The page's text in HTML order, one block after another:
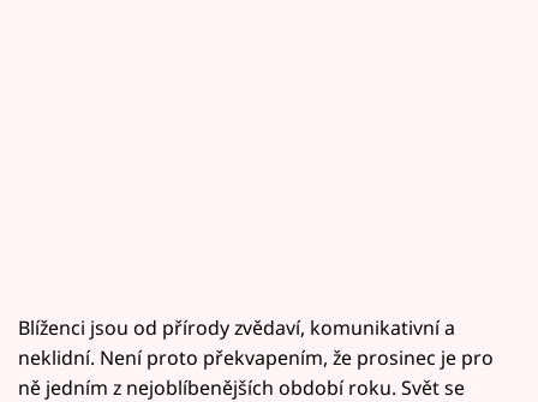
Blíženci jsou od přírody zvědaví, komunikativní a
neklidní. Není proto překvapením, že prosinec je pro
ně jedním z nejoblíbenějších období roku. Svět se